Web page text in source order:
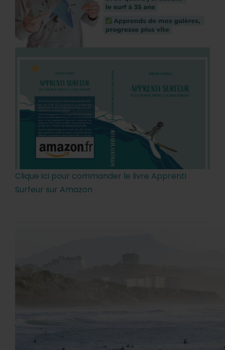
Clique ici pour commander le livre Apprenti
Surfeur sur Amazon